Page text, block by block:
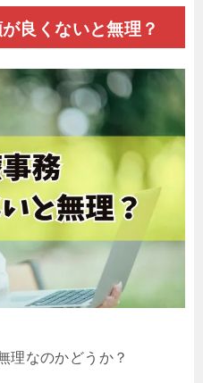
良くないと無理？
理なのかどうか？